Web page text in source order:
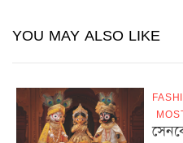
YOU MAY ALSO LIKE